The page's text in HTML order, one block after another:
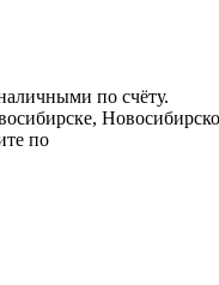
по счёту.
по